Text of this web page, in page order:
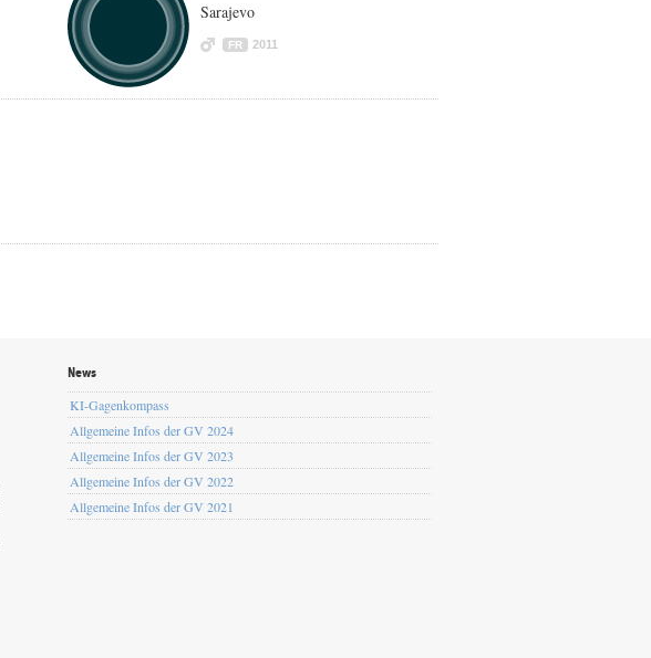
Sarajevo
FR 2011
News
KI-Gagenkompass
Allgemeine Infos der GV 2024
Allgemeine Infos der GV 2023
Allgemeine Infos der GV 2022
Allgemeine Infos der GV 2021